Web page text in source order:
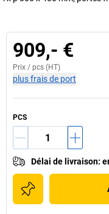
909,- €
Prix / pcs (HT)
plus frais de port
PCS
Délai de livraison: